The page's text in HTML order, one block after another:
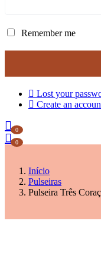
Remember me
Lost your
Create an
0
0
Início
Pulseiras
Pulseira Três